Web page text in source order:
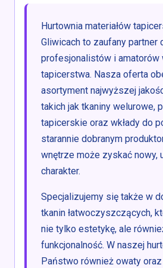
Hurtownia materiałów
Gliwicach to zaufany partner
profesjonalistów i
tapicerstwa. Nasza oferta
asortyment najwyższej
takich jak tkaniny welurowe,
tapicerskie oraz wkłady do
starannie dobranym
wnętrze może zyskać nowy,
charakter.
Specjalizujemy się także w
tkanin łatwoczyszczących,
nie tylko estetykę, ale
funkcjonalność. W naszej
Państwo również owaty